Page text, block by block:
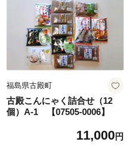
福島県古殿町
古殿こんにゃく詰合せ（12
個）A-1 【07505-0006】
11,000円